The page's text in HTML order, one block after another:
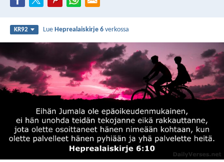
KR92 LueHeprealaiskirje 6 verkossa